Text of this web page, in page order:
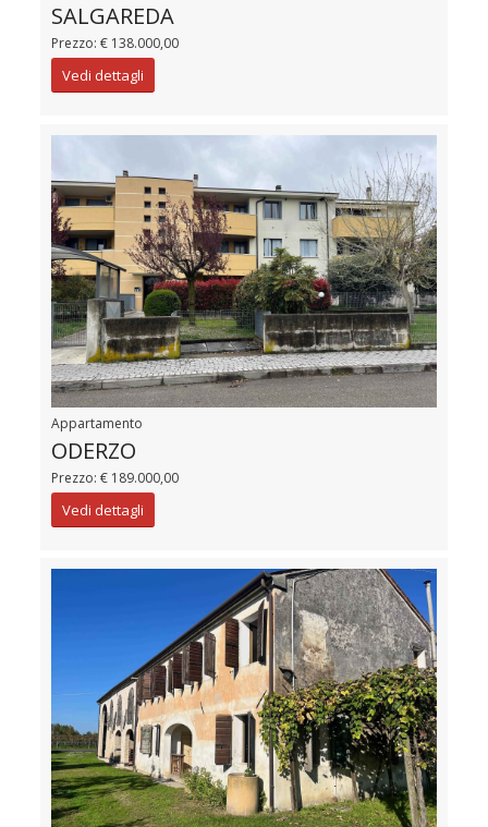
SALGAREDA
Prezzo: € 138.000,00
Vedi dettagli
Appartamento
ODERZO
Prezzo: € 189.000,00
Vedi dettagli